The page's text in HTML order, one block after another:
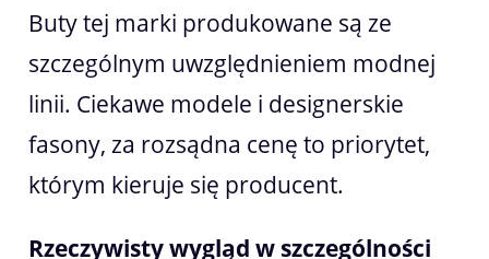
Buty tej marki produkowane są ze
szczególnym uwzględnieniem modnej
linii. Ciekawe modele i designerskie
fasony, za rozsądna cenę to priorytet,
którym kieruje się producent.
Rzeczywisty wygląd w szczególności